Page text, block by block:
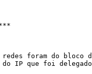
do IP que foi delegado